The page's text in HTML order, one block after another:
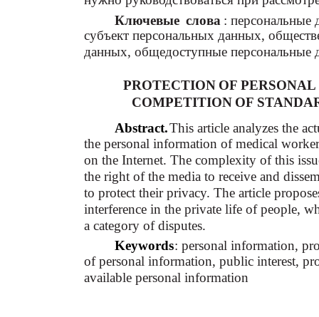
Ключевые слова : персональные
субъект персональных данных,
данных, общедоступные персональные
PROTECTION OF
COMPETITION OF
Abstract.This article analyzes the
the personal information of medical
on the Internet. The complexity of this
the right of the media to receive and
to protect their privacy. The article
interference in the private life of people,
a category of disputes.
Keywords: personal information,
of personal information, public interest,
available personal information